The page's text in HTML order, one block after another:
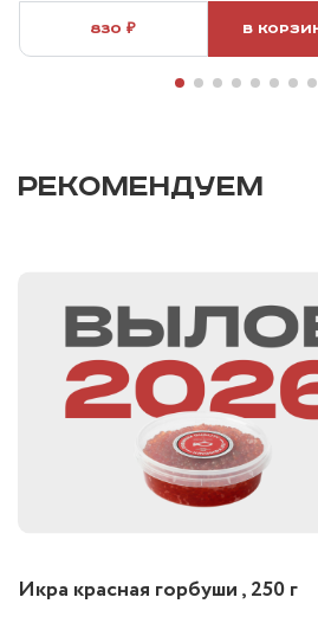
830 ₽ В
РЕКОМЕНДУЕМ
Икра красная горбуши , 250 г